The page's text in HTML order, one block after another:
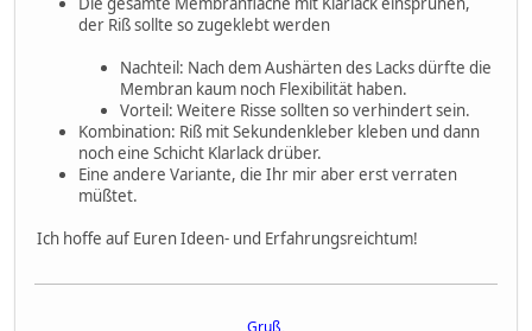
der Riß sollte so zugeklebt werden
Nachteil: Nach dem Aushärten des Lacks dürfte die
Membran kaum noch Flexibilität haben.
Vorteil: Weitere Risse sollten so verhindert sein.
Kombination: Riß mit Sekundenkleber kleben und dann
noch eine Schicht Klarlack drüber.
Eine andere Variante, die Ihr mir aber erst verraten
müßtet.
Ich hoffe auf Euren Ideen- und Erfahrungsreichtum!